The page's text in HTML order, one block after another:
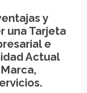
y
una Tarjeta
e
Actual